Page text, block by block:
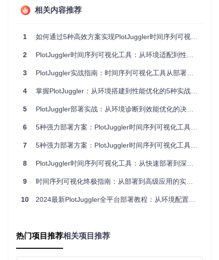
源码编译：需安装Qt 5.12+开发环境、CMake 3.10+构建工
依赖
选择最优部署方案
五种部署方式深度对比
实施步骤：从官方渠道获取对应系统的安装包，Windows系统
优势
：部署速度快（5分钟内完成），适合非开发用户；
适用场景：功能定制、插件开发
实施步骤 ：
git clone https://gitcode.com/gh_mirrors/pl/PlotJuggler
make -j$(nproc ) # 多线程编译，提升速度
相关内容推荐
1 如何通过5种高效方案实现PlotJuggler时间序列可视化工具的快速部署与实战优化
2 PlotJuggler时间序列可视化工具：从环境适配到性能优化的全流程部署指南
3 PlotJuggler实战指南：时间序列可视化工具从部署到性能优化全流程
4 掌握PlotJuggler：从环境搭建到性能优化的5种实战方案
5 PlotJuggler部署实战：从环境诊断到效能优化的决策指南
6 5种强力部署方案：PlotJuggler时间序列可视化工具从环境配置到性能调优的完整指南
7 5种强力部署方案：PlotJuggler时间序列可视化工具从环境配置到性能调优的完整指南
8 PlotJuggler时间序列可视化工具：从快速部署到深度优化的全流程指南
9 时间序列可视化终极指南：从部署到高级应用的实战秘籍
10 2024最新PlotJuggler全平台部署教程：从环境配置到高级应用技巧
热门项目推荐相关项目推荐